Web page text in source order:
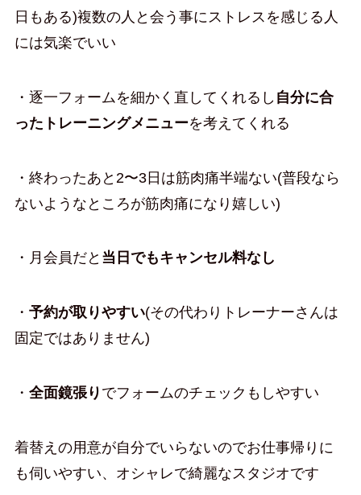
日もある)複数の人と会う事にストレスを感じる人
には気楽でいい
・逐一フォームを細かく直してくれるし 自分に合
ったトレーニングメニューを考えてくれる
・終わったあと2〜3日は筋肉痛半端ない(普段なら
ないようなところが筋肉痛になり嬉しい)
・月会員だと 当日でもキャンセル料なし
・ 予約が取りやすい(その代わりトレーナーさんは
固定ではありません)
・ 全面鏡張り でフォームのチェックもしやすい
着替えの用意が自分でいらないのでお仕事帰りに
も伺いやすい、オシャレで綺麗なスタジオです